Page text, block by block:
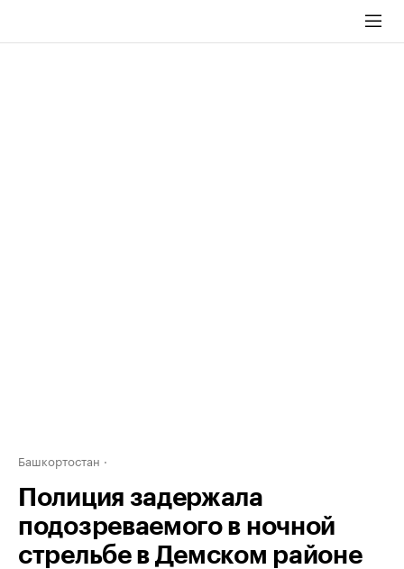
Башкортостан
Полиция задержала
подозреваемого в ночной
стрельбе в Демском районе